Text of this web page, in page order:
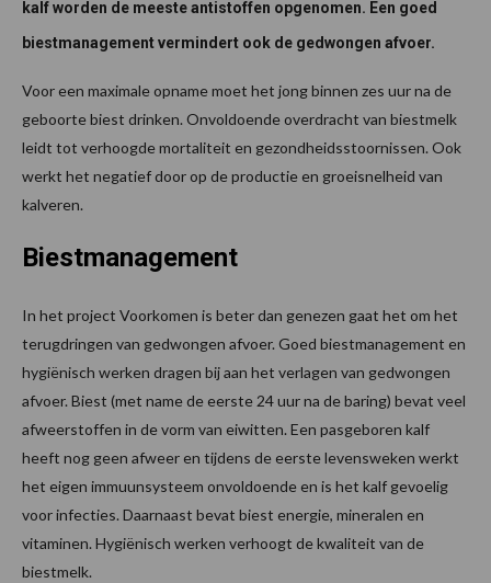
kalf worden de meeste antistoffen opgenomen. Een goed
biestmanagement vermindert ook de gedwongen afvoer.
Voor een maximale opname moet het jong binnen zes uur na de
geboorte biest drinken. Onvoldoende overdracht van biestmelk
leidt tot verhoogde mortaliteit en gezondheidsstoornissen. Ook
werkt het negatief door op de productie en groeisnelheid van
kalveren.
Biestmanagement
In het project Voorkomen is beter dan genezen gaat het om het
terugdringen van gedwongen afvoer. Goed biestmanagement en
hygiënisch werken dragen bij aan het verlagen van gedwongen
afvoer. Biest (met name de eerste 24 uur na de baring) bevat veel
afweerstoffen in de vorm van eiwitten. Een pasgeboren kalf
heeft nog geen afweer en tijdens de eerste levensweken werkt
het eigen immuunsysteem onvoldoende en is het kalf gevoelig
voor infecties. Daarnaast bevat biest energie, mineralen en
vitaminen. Hygiënisch werken verhoogt de kwaliteit van de
biestmelk.